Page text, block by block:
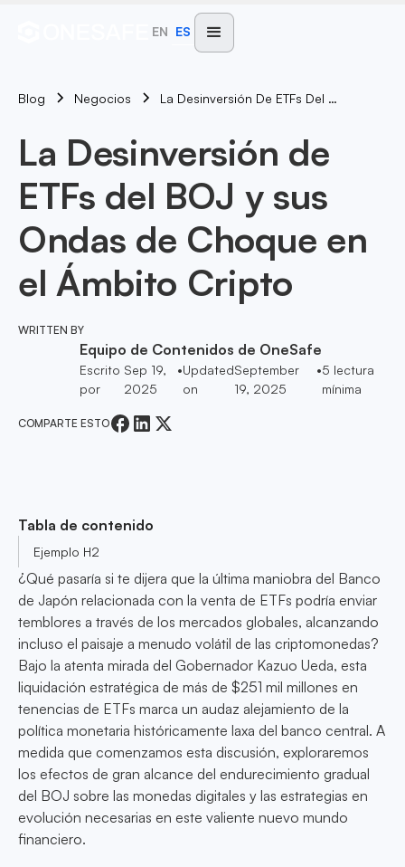
EN ES
Blog Negocios La Desinversión De ETFs Del BOJ Y Sus Ondas De Choque En El Ámbito Cripto
La Desinversión de
ETFs del BOJ y sus
Ondas de Choque en
el Ámbito Cripto
WRITTEN BY
Equipo de Contenidos de OneSafe
Escrito
por
Sep 19,
2025
•Updated
on
September
19, 2025
•5 lectura
mínima
COMPARTE ESTO
Tabla de contenido
Ejemplo H2
¿Qué pasaría si te dijera que la última maniobra del Banco
de Japón relacionada con la venta de ETFs podría enviar
temblores a través de los mercados globales, alcanzando
incluso el paisaje a menudo volátil de las criptomonedas?
Bajo la atenta mirada del Gobernador Kazuo Ueda, esta
liquidación estratégica de más de $251 mil millones en
tenencias de ETFs marca un audaz alejamiento de la
política monetaria históricamente laxa del banco central. A
medida que comenzamos esta discusión, exploraremos
los efectos de gran alcance del endurecimiento gradual
del BOJ sobre las monedas digitales y las estrategias en
evolución necesarias en este valiente nuevo mundo
financiero.